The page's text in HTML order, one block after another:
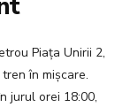
Piața Unirii 2,
în mișcare.
jurul orei 18:00,